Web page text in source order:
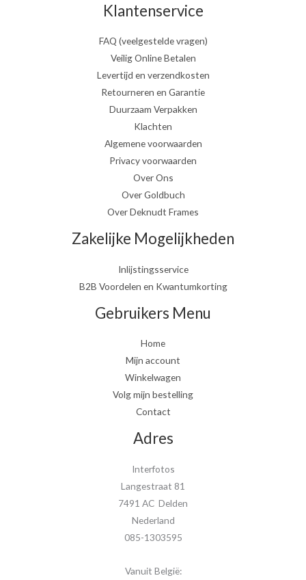
Klantenservice
FAQ (veelgestelde vragen)
Veilig Online Betalen
Levertijd en verzendkosten
Retourneren en Garantie
Duurzaam Verpakken
Klachten
Algemene voorwaarden
Privacy voorwaarden
Over Ons
Over Goldbuch
Over Deknudt Frames
Zakelijke Mogelijkheden
Inlijstingsservice
B2B Voordelen en Kwantumkorting
Gebruikers Menu
Home
Mijn account
Winkelwagen
Volg mijn bestelling
Contact
Adres
Interfotos
Langestraat 81
7491 AC Delden
Nederland
085-1303595
Vanuit België: